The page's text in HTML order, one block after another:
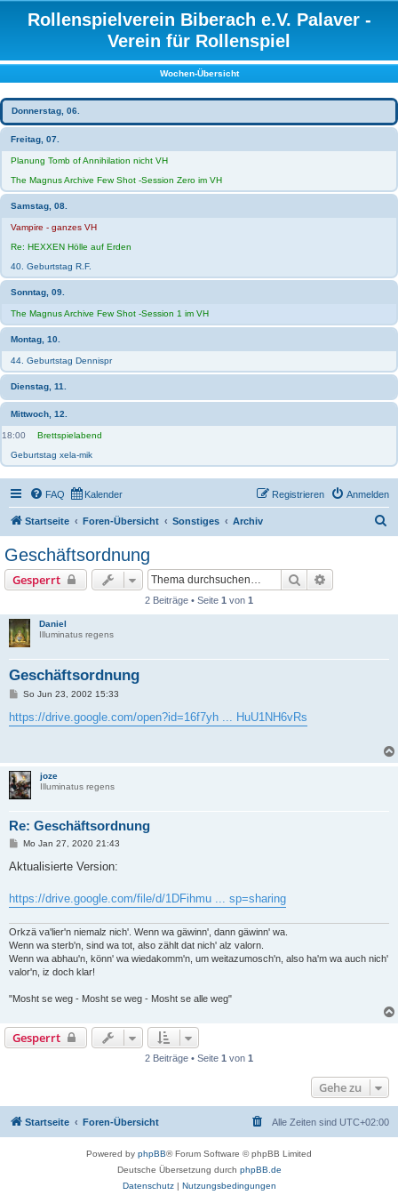
Rollenspielverein Biberach e.V. Palaver -
Verein für Rollenspiel
Wochen-Übersicht
Donnerstag, 06.
Freitag, 07.
Planung Tomb of Annihilation nicht VH
The Magnus Archive Few Shot -Session Zero im VH
Samstag, 08.
Vampire - ganzes VH
Re: HEXXEN Hölle auf Erden
40. Geburtstag R.F.
Sonntag, 09.
The Magnus Archive Few Shot -Session 1 im VH
Montag, 10.
44. Geburtstag Dennispr
Dienstag, 11.
Mittwoch, 12.
18:00
Brettspielabend
Geburtstag xela-mik
FAQ Kalender Anmelden
Registrieren
Startseite Foren-Übersicht Sonstiges Archiv
Geschäftsordnung
Gesperrt Suche
2 Beiträge • Seite 1 von 1
Daniel
Illuminatus regens
Geschäftsordnung
B
i
t
So Jun 23, 2002 15:33
https://drive.google.com/open?id=16f7yh ... HuU1NH6vRs
joze
Illuminatus regens
Re: Geschäftsordnung
B
i
a
g
Mo Jan 27, 2020 21:43
Aktualisierte Version:
https://drive.google.com/file/d/1DFihmu ... sp=sharing
Orkzä va'lier'n niemalz nich'. Wenn wa gäwinn', dann gäwinn' wa.
Wenn wa sterb'n, sind wa tot, also zählt dat nich' alz valorn.
Wenn wa abhau'n, könn' wa wiedakomm'n, um weitazumosch'n, also ha'm wa auch nich'
valor'n, iz doch klar!
"Mosht se weg - Mosht se weg - Mosht se alle weg"
Gesperrt
2 Beiträge • Seite 1 von 1
Gehe zu
Startseite Foren-Übersicht Alle Zeiten sind UTC+02:00
Powered by phpBB® Forum Software © phpBB Limited
Deutsche Übersetzung durch phpBB.de
Datenschutz| Nutzungsbedingungen